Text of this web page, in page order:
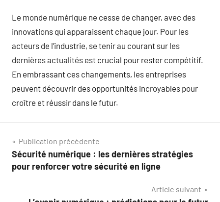
Le monde numérique ne cesse de changer, avec des
innovations qui apparaissent chaque jour. Pour les
acteurs de l’industrie, se tenir au courant sur les
dernières actualités est crucial pour rester compétitif.
En embrassant ces changements, les entreprises
peuvent découvrir des opportunités incroyables pour
croître et réussir dans le futur.
Navigation
de
Publication précédente
Sécurité numérique : les dernières stratégies
pour renforcer votre sécurité en ligne
Article suivant